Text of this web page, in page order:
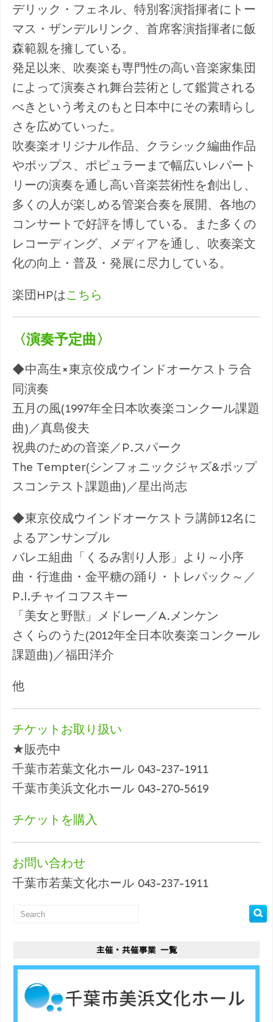
デリック・フェネル、特別客演指揮者にトー
マス・ザンデルリンク、首席客演指揮者に飯
森範親を擁している。
発足以来、吹奏楽も専門性の高い音楽家集団
によって演奏され舞台芸術として鑑賞される
べきという考えのもと日本中にその素晴らし
さを広めていった。
吹奏楽オリジナル作品、クラシック編曲作品
やポップス、ポピュラーまで幅広いレパート
リーの演奏を通し高い音楽芸術性を創出し、
多くの人が楽しめる管楽合奏を展開、各地の
コンサートで好評を博している。また多くの
レコーディング、メディアを通し、吹奏楽文
化の向上・普及・発展に尽力している。
楽団HPはこちら
〈演奏予定曲〉
◆中高生×東京佼成ウインドオーケストラ合
同演奏
五月の風(1997年全日本吹奏楽コンクール課題
曲)／真島俊夫
祝典のための音楽／P.スパーク
The Tempter(シンフォニックジャズ&ポップ
スコンテスト課題曲)／星出尚志
◆東京佼成ウインドオーケストラ講師12名に
よるアンサンブル
バレエ組曲「くるみ割り人形」より～小序
曲・行進曲・金平糖の踊り・トレパック～／
P.l.チャイコフスキー
「美女と野獣」メドレー／A.メンケン
さくらのうた(2012年全日本吹奏楽コンクール
課題曲)／福田洋介
他
チケットお取り扱い
★販売中
千葉市若葉文化ホール 043-237-1911
千葉市美浜文化ホール 043-270-5619
チケットを購入
お問い合わせ
千葉市若葉文化ホール 043-237-1911
主催・共催事業 一覧